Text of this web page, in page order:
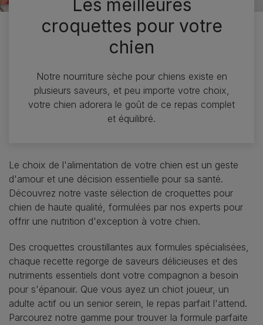
Les meilleures
croquettes pour votre
chien
Notre nourriture sèche pour chiens existe en
plusieurs saveurs, et peu importe votre choix,
votre chien adorera le goût de ce repas complet
et équilibré.
Le choix de l'alimentation de votre chien est un geste
d'amour et une décision essentielle pour sa santé.
Découvrez notre vaste sélection de croquettes pour
chien de haute qualité, formulées par nos experts pour
offrir une nutrition d'exception à votre chien.
Des croquettes croustillantes aux formules spécialisées,
chaque recette regorge de saveurs délicieuses et des
nutriments essentiels dont votre compagnon a besoin
pour s'épanouir. Que vous ayez un chiot joueur, un
adulte actif ou un senior serein, le repas parfait l'attend.
Parcourez notre gamme pour trouver la formule parfaite